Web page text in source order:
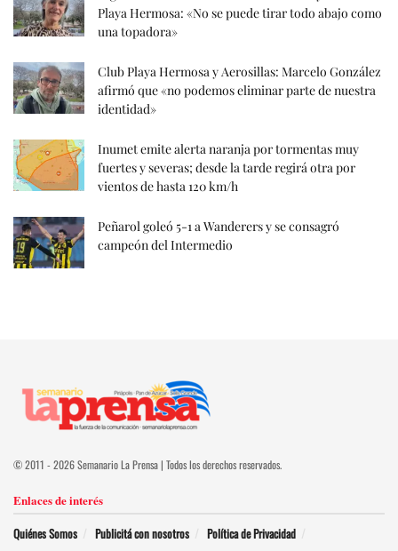
Playa Hermosa: «No se puede tirar todo abajo como
una topadora»
Club Playa Hermosa y Aerosillas: Marcelo González
afirmó que «no podemos eliminar parte de nuestra
identidad»
Inumet emite alerta naranja por tormentas muy
fuertes y severas; desde la tarde regirá otra por
vientos de hasta 120 km/h
Peñarol goleó 5-1 a Wanderers y se consagró
campeón del Intermedio
© 2011 - 2026 Semanario La Prensa | Todos los derechos reservados.
Enlaces de interés
Quiénes Somos Publicitá con nosotros Política de Privacidad